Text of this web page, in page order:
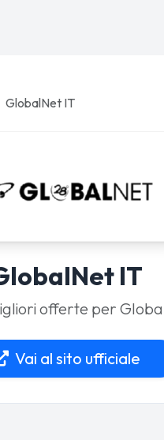
GlobalNet IT
IT
offerte per
Vai al sito ufficiale